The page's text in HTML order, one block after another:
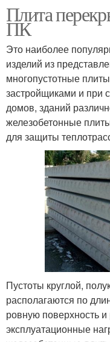
Железобетонные
Плита
ПК
Это наиболее
изделий из
многопустотные
застройщиками и при
домов, зданий
железобетонные
для защиты
Пустоты круглой,
располагаются по
ровную поверхность
эксплуатационные